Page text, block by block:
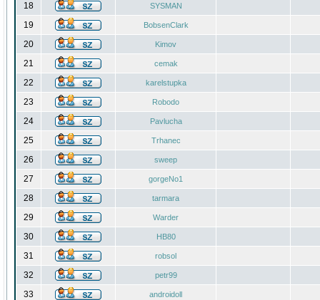
18 SYSMAN
19 BobsenClark
20 Kimov
21 cemak
22 karelstupka
23 Robodo
24 Pavlucha
25 Trhanec
26 sweep
27 gorgeNo1
28 tarmara
29 Warder
30 HB80
31 robsol
32 petr99
33 androidoll